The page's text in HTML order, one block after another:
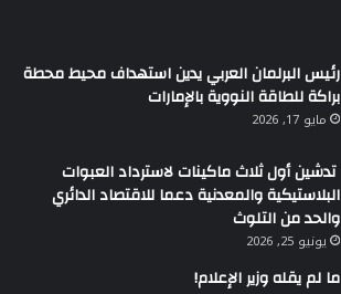
رئيس البرلمان العربي يدين استهداف محيط محطة
براكة للطاقة النووية بالإمارات
مايو 17, 2026
تدشين أول ثلاث ماكينات لاسترداد العبوات
البلاستيكية والمعدنية دعما للاقتصاد الدائري
والحد من التلوث
يونيو 25, 2026
ما لم يقله وزير الإعلام!